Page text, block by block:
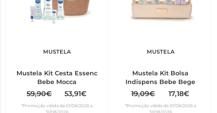
MUSTELA
Mustela Kit Cesta Essenc
Bebe Mocca
59,90€ 53,91€
*Promoção válida de 01/08/2026 a
31/08/2026
MUSTELA
Mustela Kit Bolsa
Indispens Bebe Bege
19,09€ 17,18€
*Promoção válida de 01/08/2026 a
31/08/2026